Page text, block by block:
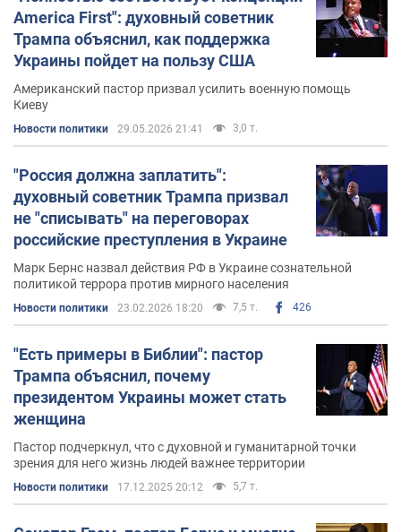
относительно ситуации в Украине, навязывая мысль о
подавлении религиозной веры и замалчивая зверства
оккупантов. После увиденного в Украине
Бернс назвал
российского диктатора Владимира Путина "чистым
злом".
Личная жизнь
Бернс и его бывшая жена, Томарра Бернс, имеют
двоих детей. Бернс имеет троих детей от предыдущего
брака и был отчимом для двух детей Томарры от
предыдущих отношений.
America First": духовный советник
Трампа объяснил, как поддержка
Украины пойдет на пользу США
Американский пастор призвал усилить военную помощь
Киеву
Новости политики 29.05.2026 21:41 3,0 т.
"Россия должна заплатить":
духовный советник Трампа призвал
не "списывать" на переговорах
российские преступления в Украине
Марк Бернс назвал действия РФ в Украине сознательной
политикой террора против мирного населения
Новости политики 23.02.2026 18:20 7,5 т. 426
"Есть примеры в Библии": пастор
Трампа объяснил, почему
президентом Украины может стать
женщина
Пастор подчеркнул, что с духовной и гуманитарной точки
зрения для него жизнь людей важнее территории
Новости политики 17.12.2025 20:12 5,7 т.